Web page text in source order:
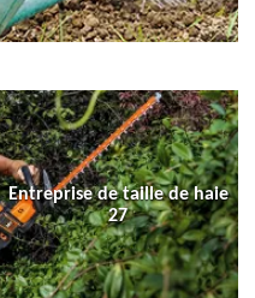
Entreprise de taille de haie
27